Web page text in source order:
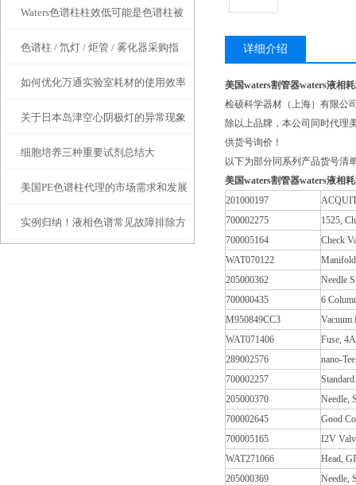
Waters色谱柱柱效低可能是色谱柱被
污染、过滤片部分堵塞、色谱柱内的
死体积造成
色谱柱 / 氘灯 / 炬管 / 雾化器采购指
南：检硕科学器材四大进口品牌现货
直供安捷伦 / 赛默飞仪器维修服务商
哪家好？检硕科学器材专业维修 + 配
件一站式服务
如何优化万通实验室耗材的使用效率
关于日本岛津空心阴极灯的异常现象
及处理方法
细胞培养三种重要试剂总结大
全！！！
美国PE色谱柱代理的市场需求和发展
前景如何？
实例归纳！液相色谱常见故障排除方
详细介绍
美国waters割管器waters液相
检硕科学器材（上海）有限公
除以上品牌，本公司同时代理
供货号询价！
以下为部分同系列产品货号清
美国waters割管器waters液相
201000197
700002275
1525,
700005164
Check
WAT070122
205000362
Needle
700000435
6
M950849CC3
WAT071406
Fuse, 4A
289002576
nano-
700002257
205000370
Needle,
700002645
Good
700005165
I2V
WAT271066
Head,
205000369
Needle,